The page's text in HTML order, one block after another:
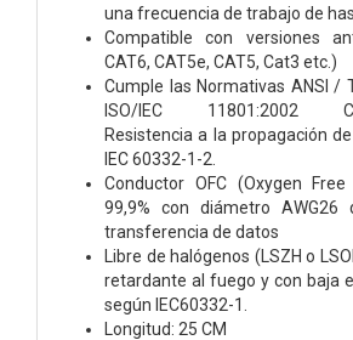
una frecuencia de trabajo de
Compatible con versiones
CAT6, CAT5e, CAT5, Cat3 etc.)
Cumple las Normativas ANSI /
ISO/IEC 11801:2002
Resistencia a la propagación
IEC 60332-1-2.
Conductor OFC (Oxygen
99,9% con diámetro AWG26
transferencia de datos
Libre de halógenos (LSZH o
retardante al fuego y con baja
según IEC60332-1.
Longitud: 25 CM